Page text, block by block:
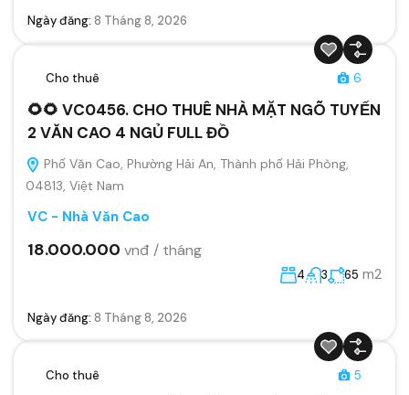
Ngày đăng: 8 Tháng 8, 2026
Cho thuê 6
🌻🌻 VC0456. CHO THUÊ NHÀ MẶT NGÕ TUYẾN
2 VĂN CAO 4 NGỦ FULL ĐỒ
Phố Văn Cao, Phường Hải An, Thành phố Hải Phòng,
04813, Việt Nam
VC - Nhà Văn Cao
18.000.000 vnđ / tháng
4 3 65 m2
Ngày đăng: 8 Tháng 8, 2026
Cho thuê 5